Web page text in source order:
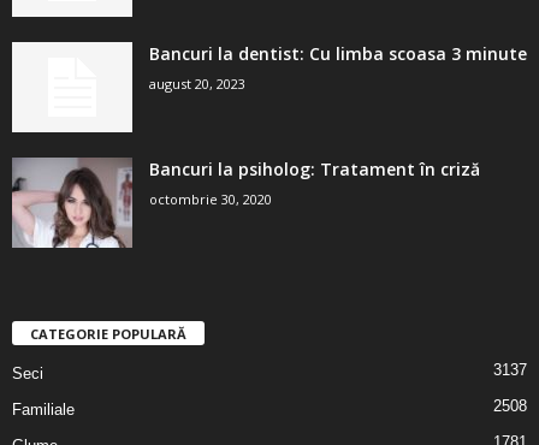
Bancuri la dentist: Cu limba scoasa 3 minute
august 20, 2023
Bancuri la psiholog: Tratament în criză
octombrie 30, 2020
CATEGORIE POPULARĂ
Seci 3137
Familiale 2508